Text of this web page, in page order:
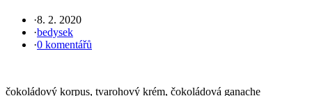
·8. 2. 2020
·bedysek
·0 komentářů
čokoládový korpus, tvarohový krém, čokoládová ganache